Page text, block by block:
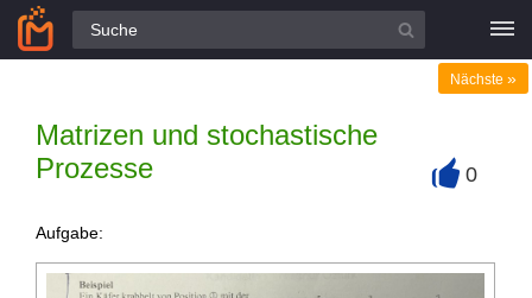
Alle Fragen
Matrizen und stochastische
Prozesse
Nächste »
0
Aufgabe: